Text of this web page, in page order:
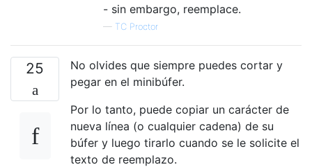
- sin embargo, reemplace.
— TC Proctor
25
No olvides que siempre puedes cortar y
pegar en el minibúfer.
Por lo tanto, puede copiar un carácter de
nueva línea (o cualquier cadena) de su
búfer y luego tirarlo cuando se le solicite el
texto de reemplazo.